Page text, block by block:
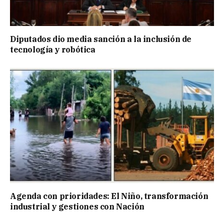
Diputados dio media sanción a la inclusión de
tecnología y robótica
Agenda con prioridades: El Niño, transformación
industrial y gestiones con Nación